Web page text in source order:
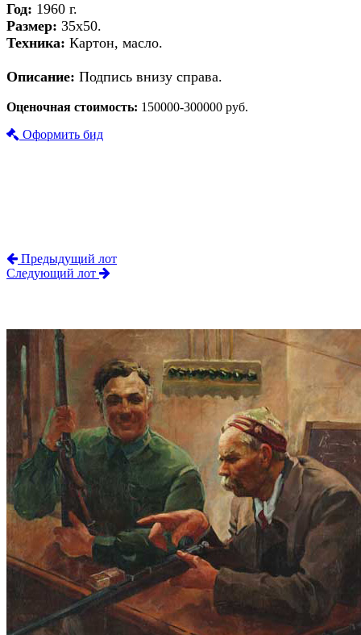
Год: 1960 г.
Размер: 35х50.
Техника: Картон, масло.
Описание: Подпись внизу справа.
Оценочная стоимость: 150000-300000 руб.
Оформить бид
Предыдущий лот
Следующий лот